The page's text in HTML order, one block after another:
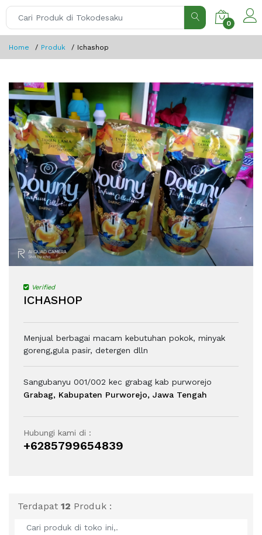
0
Home Produk Ichashop
Verified
ICHASHOP
Menjual berbagai macam kebutuhan pokok, minyak
goreng,gula pasir, detergen dlln
Sangubanyu 001/002 kec grabag kab purworejo
Grabag, Kabupaten Purworejo, Jawa Tengah
Hubungi kami di :
+6285799654839
Terdapat 12 Produk :